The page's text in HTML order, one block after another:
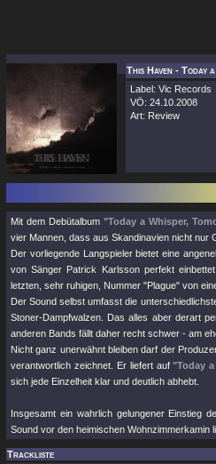
This Haven - Today
Label: Vic Records
VÖ: 24.10.2008
Art: Review
Mit dem Debütalbum "Today a Whisper,
vier Mannen, dass aus Skandinavien nicht nur
Der vorliegende Langspieler bietet eine
von Sänger Patrick Karlsson perfekt
letzten, sehr ruhigen, Nummer "Plague" von
Der Sound selbst umfasst die
Stoner-Dampfwalzen. Das alles aber derart
anderen Bands fällt daher recht schwer - am
Nicht ganz unerwähnt bleiben darf der
verantwortlich zeichnet. Er liefert auf"Today
sich jede Einzelheit klar und deutlich abhebt.
Insgesamt ein wahrlich gelungener Einstieg
Sound vor den heimischen Wohnzimmerkamin
Trackliste